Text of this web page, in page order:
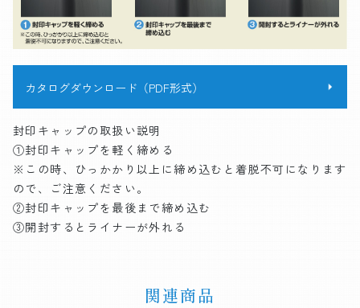
カタログダウンロード（PDF形式）
封印キャップの取扱い説明
①封印キャップを軽く締める
※この時、ひっかかり以上に締め込むと着脱不可になります
ので、ご注意ください。
②封印キャップを最後まで締め込む
③開封するとライナーが外れる
関連商品